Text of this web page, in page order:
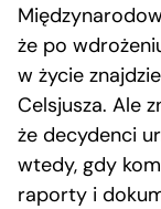
że po
w życie
Celsjusza. Ale
że decydenci
wtedy, gdy
raporty i